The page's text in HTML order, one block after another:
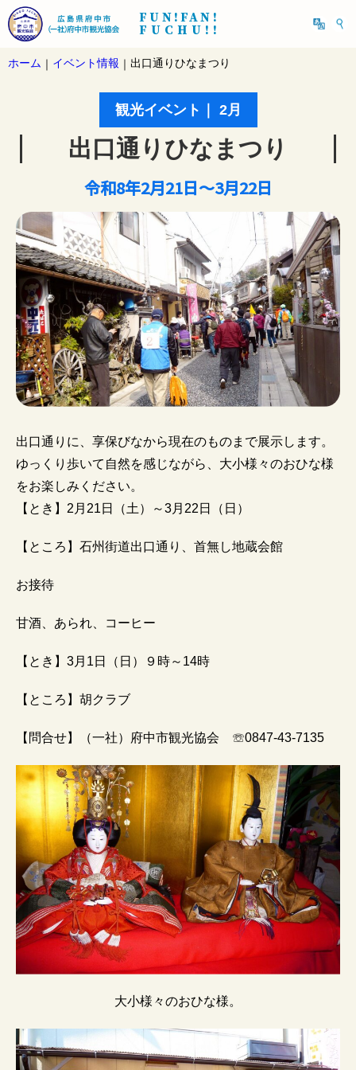
FUN!FAN!
FUCHU!!
ホーム ｜ イベント情報 ｜ 出口通りひなまつり
観光イベント｜ 2月
出口通りひなまつり
令和8年2月21日～3月22日
出口通りに、享保びなから現在のものまで展示します。
ゆっくり歩いて自然を感じながら、大小様々のおひな様
をお楽しみください。
【とき】2月21日（土）～3月22日（日）
【ところ】石州街道出口通り、首無し地蔵会館
お接待
甘酒、あられ、コーヒー
【とき】3月1日（日）９時～14時
【ところ】胡クラブ
【問合せ】（一社）府中市観光協会 ☏0847-43-7135
大小様々のおひな様。